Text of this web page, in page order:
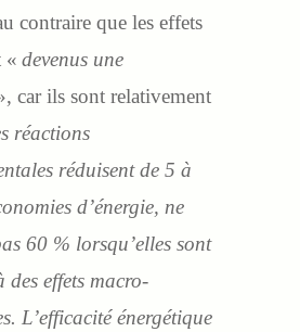
contraire que les effets
« devenus une
car ils sont relativement
réactions
réduisent de 5 à
d’énergie, ne
60 % lorsqu’elles sont
des effets macro-
L’efficacité énergétique